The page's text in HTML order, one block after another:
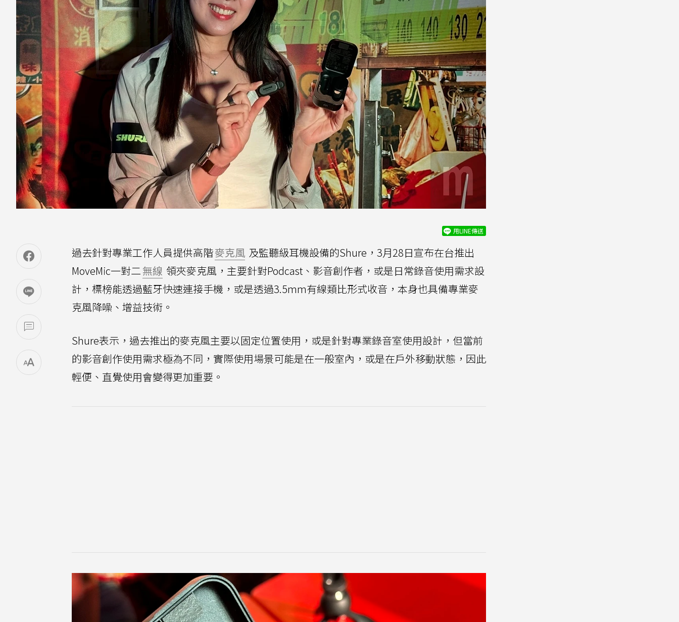
用LINE傳送
過去針對專業工作人員提供高階麥克風 及監聽級耳機設備的Shure，3月28日宣布在台推出
MoveMic一對二無線 領夾麥克風，主要針對Podcast、影音創作者，或是日常錄音使用需求設
計，標榜能透過藍牙快速連接手機，或是透過3.5mm有線類比形式收音，本身也具備專業麥
克風降噪、增益技術。
Shure表示，過去推出的麥克風主要以固定位置使用，或是針對專業錄音室使用設計，但當前
的影音創作使用需求極為不同，實際使用場景可能是在一般室內，或是在戶外移動狀態，因此
輕便、直覺使用會變得更加重要。